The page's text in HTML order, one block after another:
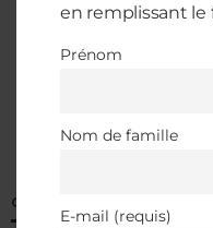
QUALITÉ DE L’AIR À
en remplissant le
Prénom
Nom de famille
E-mail (requis)